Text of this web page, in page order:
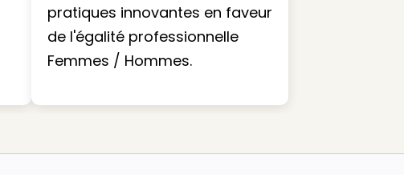
pratiques innovantes en faveur
de l'égalité professionnelle
Femmes / Hommes.